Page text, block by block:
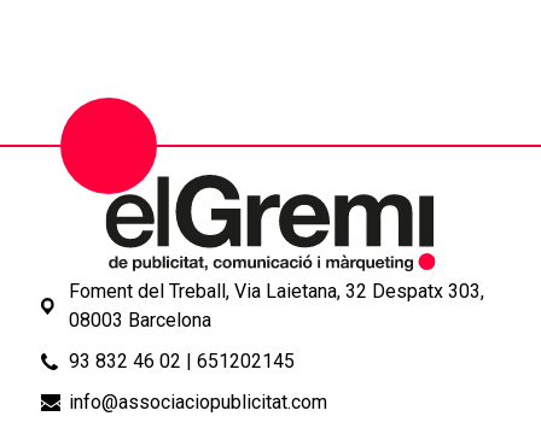
Foment del Treball, Via Laietana, 32 Despatx 303,
08003 Barcelona
93 832 46 02 | 651202145
info@associaciopublicitat.com